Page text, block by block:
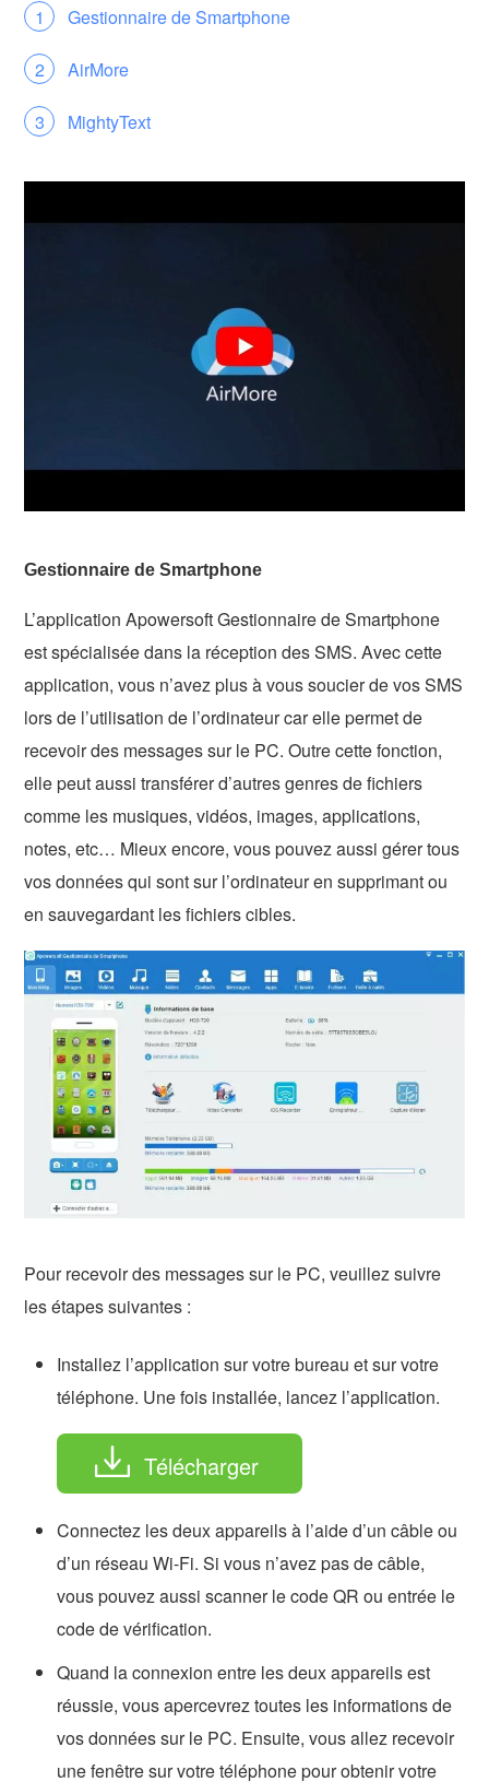
Gestionnaire de Smartphone
AirMore
MightyText
Gestionnaire de Smartphone
L’application Apowersoft Gestionnaire de Smartphone
est spécialisée dans la réception des SMS. Avec cette
application, vous n’avez plus à vous soucier de vos SMS
lors de l’utilisation de l’ordinateur car elle permet de
recevoir des messages sur le PC. Outre cette fonction,
elle peut aussi transférer d’autres genres de fichiers
comme les musiques, vidéos, images, applications,
notes, etc… Mieux encore, vous pouvez aussi gérer tous
vos données qui sont sur l’ordinateur en supprimant ou
en sauvegardant les fichiers cibles.
Pour recevoir des messages sur le PC, veuillez suivre
les étapes suivantes :
Installez l’application sur votre bureau et sur votre
téléphone. Une fois installée, lancez l’application.
Télécharger
Connectez les deux appareils à l’aide d’un câble ou
d’un réseau Wi-Fi. Si vous n’avez pas de câble,
vous pouvez aussi scanner le code QR ou entrée le
code de vérification.
Quand la connexion entre les deux appareils est
réussie, vous apercevrez toutes les informations de
vos données sur le PC. Ensuite, vous allez recevoir
une fenêtre sur votre téléphone pour obtenir votre